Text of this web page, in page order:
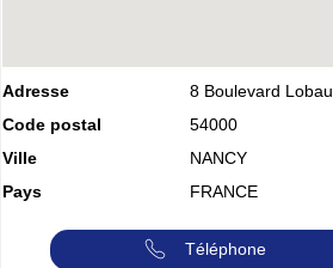
Adresse
8 Boulevard Lobau
Code postal
54000
Ville
NANCY
Pays
FRANCE
Téléphone